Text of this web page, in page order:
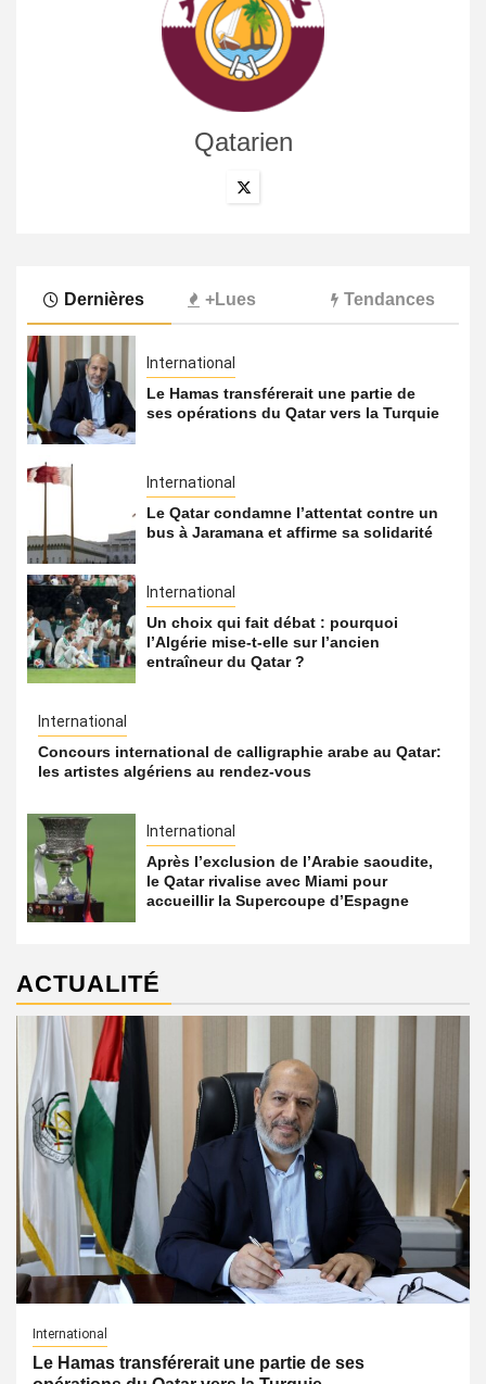
Qatarien
Dernières +Lues Tendances
International
Le Hamas transférerait une partie de
ses opérations du Qatar vers la Turquie
International
Le Qatar condamne l’attentat contre un
bus à Jaramana et affirme sa solidarité
International
Un choix qui fait débat : pourquoi
l’Algérie mise-t-elle sur l’ancien
entraîneur du Qatar ?
International
Concours international de calligraphie arabe au Qatar:
les artistes algériens au rendez-vous
International
Après l’exclusion de l’Arabie saoudite,
le Qatar rivalise avec Miami pour
accueillir la Supercoupe d’Espagne
ACTUALITÉ
International
Le Hamas transférerait une partie de ses